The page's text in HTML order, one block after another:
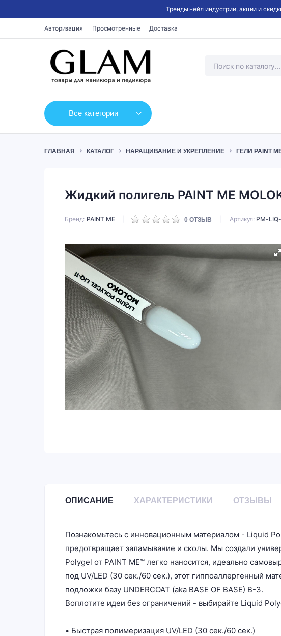
Тренды нейл индустрии, акции и
Авторизация Просмотренные Доставка
Все категории
ГЛАВНАЯ КАТАЛОГ НАРАЩИВАНИЕ И УКРЕПЛЕНИЕ ГЕЛИ PAINT
Жидкий полигель PAINT ME
Бренд PAINT ME 0ОТЗЫВ Артикул: PM-LIQ-
ОПИСАНИЕ ХАРАКТЕРИСТИКИ ОТЗЫВЫ
Познакомьтесь с инновационным материалом - Liquid
предотвращает заламывание и сколы. Мы создали
Polygel от PAINT ME™ легко наносится, идеально
под UV/LED (30 сек./60 сек.), этот гиппоаллергенный
подложки базу UNDERCOAT (aka BASE OF BASE) B-3.
Воплотите идеи без ограничений - выбирайте Liquid
• Быстрая полимеризация UV/LED (30 сек./60 сек.)